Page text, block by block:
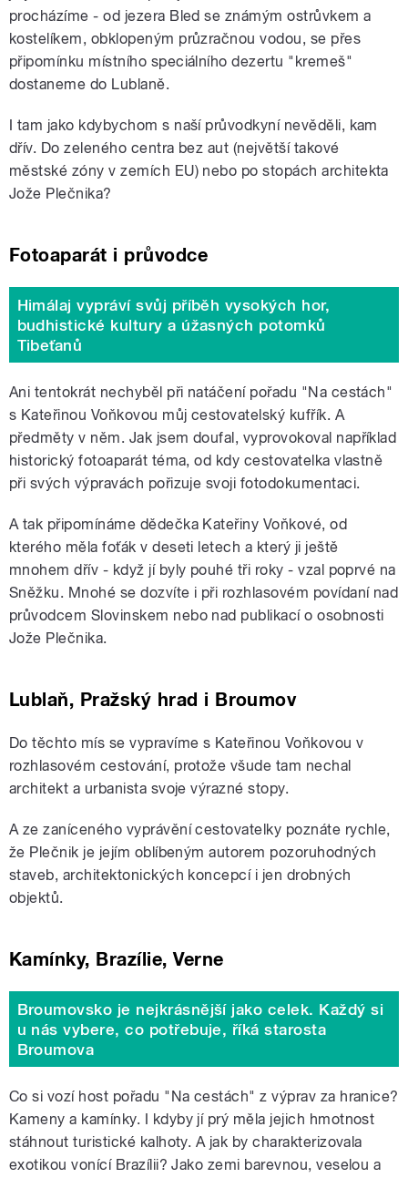
procházíme - od jezera Bled se známým ostrůvkem a
kostelíkem, obklopeným průzračnou vodou, se přes
připomínku místního speciálního dezertu "kremeš"
dostaneme do Lublaně.
I tam jako kdybychom s naší průvodkyní nevěděli, kam
dřív. Do zeleného centra bez aut (největší takové
městské zóny v zemích EU) nebo po stopách architekta
Jože Plečnika?
Fotoaparát i průvodce
Himálaj vypráví svůj příběh vysokých hor,
budhistické kultury a úžasných potomků
Tibeťanů
Ani tentokrát nechyběl při natáčení pořadu "Na cestách"
s Kateřinou Voňkovou můj cestovatelský kufřík. A
předměty v něm. Jak jsem doufal, vyprovokoval například
historický fotoaparát téma, od kdy cestovatelka vlastně
při svých výpravách pořizuje svoji fotodokumentaci.
A tak připomínáme dědečka Kateřiny Voňkové, od
kterého měla foťák v deseti letech a který ji ještě
mnohem dřív - když jí byly pouhé tři roky - vzal poprvé na
Sněžku. Mnohé se dozvíte i při rozhlasovém povídaní nad
průvodcem Slovinskem nebo nad publikací o osobnosti
Jože Plečnika.
Lublaň, Pražský hrad i Broumov
Do těchto mís se vypravíme s Kateřinou Voňkovou v
rozhlasovém cestování, protože všude tam nechal
architekt a urbanista svoje výrazné stopy.
A ze zaníceného vyprávění cestovatelky poznáte rychle,
že Plečnik je jejím oblíbeným autorem pozoruhodných
staveb, architektonických koncepcí i jen drobných
objektů.
Kamínky, Brazílie, Verne
Broumovsko je nejkrásnější jako celek. Každý si
u nás vybere, co potřebuje, říká starosta
Broumova
Co si vozí host pořadu "Na cestách" z výprav za hranice?
Kameny a kamínky. I kdyby jí prý měla jejich hmotnost
stáhnout turistické kalhoty. A jak by charakterizovala
exotikou vonící Brazílii? Jako zemi barevnou, veselou a